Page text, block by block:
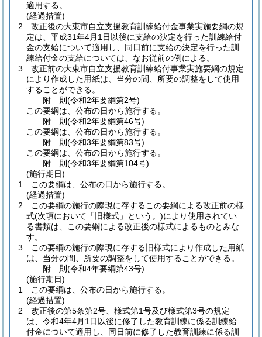
適用する。
(経過措置)
2
改正後の大東市自立支援教育訓練給付金事業実施要綱の規
定は、平成31年4月1日以後に支給の決定を行った訓練給付
金の支給について適用し、同日前に支給の決定を行った訓
練給付金の支給については、なお従前の例による。
3
改正前の大東市自立支援教育訓練給付事業実施要綱の規定
により作成した用紙は、当分の間、所要の調整をして使用
することができる。
附 則(令和2年要綱第2号)
この要綱は、公布の日から施行する。
附 則(令和2年要綱第46号)
この要綱は、公布の日から施行する。
附 則(令和3年要綱第83号)
この要綱は、公布の日から施行する。
附 則(令和3年要綱第104号)
(施行期日)
1
この要綱は、公布の日から施行する。
(経過措置)
2
この要綱の施行の際現に存するこの要綱による改正前の様
式(次項において「旧様式」という。)により使用されてい
る書類は、この要綱による改正後の様式によるものとみな
す。
3
この要綱の施行の際現に存する旧様式により作成した用紙
は、当分の間、所要の調整をして使用することができる。
附 則(令和4年要綱第43号)
(施行期日)
1
この要綱は、公布の日から施行する。
(経過措置)
2
改正後の第5条第2号、様式第1号及び様式第3号の規定
は、令和4年4月1日以後に修了した教育訓練に係る訓練給
付金について適用し、同日前に修了した教育訓練に係る訓